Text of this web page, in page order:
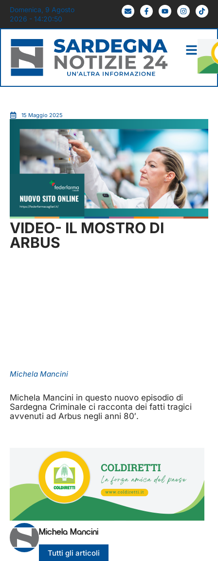
Domenica, 9 Agosto
2026 - 14:20:51
15 Maggio 2025
VIDEO- IL MOSTRO DI
ARBUS
Michela Mancini
Michela Mancini in questo nuovo episodio di
Sardegna Criminale ci racconta dei fatti tragici
avvenuti ad Arbus negli anni 80′.
Michela Mancini
Tutti gli articoli